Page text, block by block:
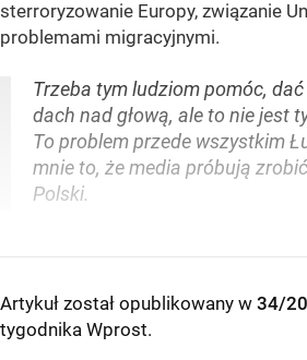
sterroryzowanie Europy, związanie
problemami migracyjnymi.
Trzeba tym ludziom pomóc,
dach nad głową, ale to nie jest
To problem przede wszystkim
mnie to, że media próbują
Polski.
Artykuł został opublikowany w 34/
tygodnika Wprost.